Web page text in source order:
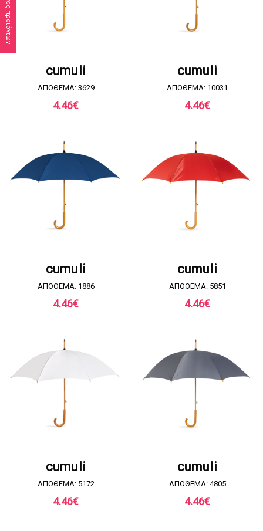
cumuli
ΑΠΟΘΕΜΑ: 3629
4.46€
cumuli
ΑΠΟΘΕΜΑ: 10031
4.46€
cumuli
ΑΠΟΘΕΜΑ: 1886
4.46€
cumuli
ΑΠΟΘΕΜΑ: 5851
4.46€
cumuli
ΑΠΟΘΕΜΑ: 5172
4.46€
cumuli
ΑΠΟΘΕΜΑ: 4805
4.46€